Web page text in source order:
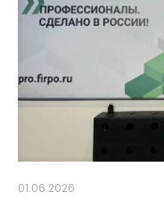
01.06.2026